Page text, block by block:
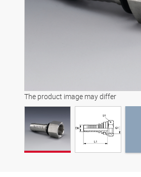
The product image may differ